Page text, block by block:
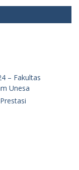
– Fakultas
Unesa